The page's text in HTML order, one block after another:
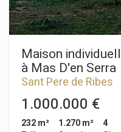
Maison
à Mas D'en Serra
Sant Pere de Ribes
1.000.000 €
232 m²
1.270 m²
4